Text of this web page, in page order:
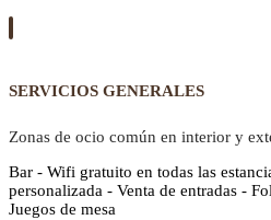
SERVICIOS GENERALES
Zonas de ocio común en interior y
Bar - Wifi gratuito en todas las
personalizada - Venta de entradas -
Juegos de mesa